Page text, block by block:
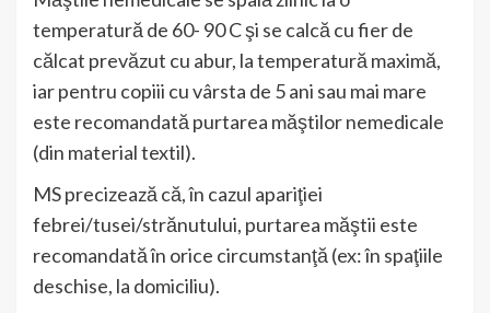
temperatură de 60- 90 C şi se calcă cu fier de
călcat prevăzut cu abur, la temperatură maximă,
iar pentru copiii cu vârsta de 5 ani sau mai mare
este recomandată purtarea măştilor nemedicale
(din material textil).
MS precizează că, în cazul apariţiei
febrei/tusei/strănutului, purtarea măştii este
recomandată în orice circumstanţă (ex: în spaţiile
deschise, la domiciliu).